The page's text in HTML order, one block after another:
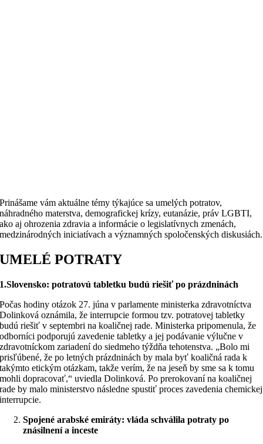
Prinášame vám aktuálne témy týkajúce sa umelých potratov,
náhradného materstva, demografickej krízy, eutanázie, práv LGBTI,
ako aj ohrozenia zdravia a informácie o legislatívnych zmenách,
medzinárodných iniciatívach a významných spoločenských diskusiách.
UMELÉ POTRATY
1.Slovensko: potratovú tabletku budú riešiť po prázdninách
Počas hodiny otázok 27. júna v parlamente ministerka zdravotníctva
Dolinková oznámila, že interrupcie formou tzv. potratovej tabletky
budú riešiť v septembri na koaličnej rade. Ministerka pripomenula, že
odborníci podporujú zavedenie tabletky a jej podávanie výlučne v
zdravotníckom zariadení do siedmeho týždňa tehotenstva. „Bolo mi
prisľúbené, že po letných prázdninách by mala byť koaličná rada k
takýmto etickým otázkam, takže verím, že na jeseň by sme sa k tomu
mohli dopracovať,“ uviedla Dolinková. Po prerokovaní na koaličnej
rade by malo ministerstvo následne spustiť proces zavedenia chemickej
interrupcie.
Spojené arabské emiráty: vláda schválila potraty po
znásilnení a inceste